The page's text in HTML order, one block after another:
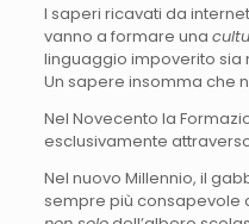
I saperi ricavati da
vanno a formare una
linguaggio impoverito sia
Un sapere insomma che
Nel Novecento la
esclusivamente
Nel nuovo Millennio, il
sempre più consapevole